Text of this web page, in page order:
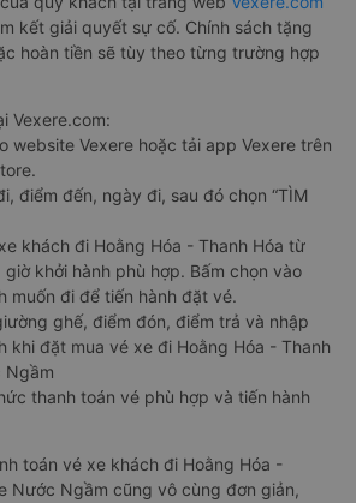
kết giải quyết sự cố. Chính sách tặng
hoàn tiền sẽ tùy theo từng trường hợp
Vexere.com:
website Vexere hoặc tải app Vexere trên
điểm đến, ngày đi, sau đó chọn “TÌM
khách đi Hoằng Hóa - Thanh Hóa từ
khởi hành phù hợp. Bấm chọn vào
muốn đi để tiến hành đặt vé.
ghế, điểm đón, điểm trả và nhập
khi đặt mua vé xe đi Hoằng Hóa - Thanh
Ngầm
thanh toán vé phù hợp và tiến hành
toán vé xe khách đi Hoằng Hóa -
Nước Ngầm cũng vô cùng đơn giản,